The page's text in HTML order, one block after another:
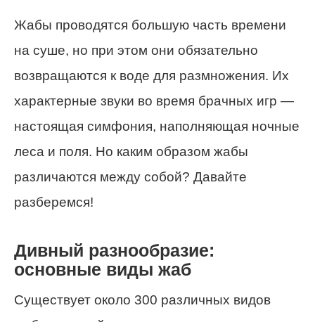
Жабы проводятся большую часть времени
на суше, но при этом они обязательно
возвращаются к воде для размножения. Их
характерные звуки во время брачных игр —
настоящая симфония, наполняющая ночные
леса и поля. Но каким образом жабы
различаются между собой? Давайте
разберемся!
Дивный разнообразие:
основные виды жаб
Существует около 300 различных видов